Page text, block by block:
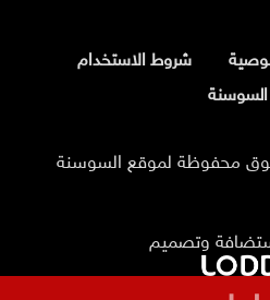
شروط الاستخدام
وتصميم